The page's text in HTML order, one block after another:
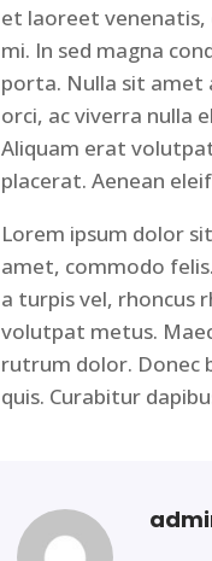
et laoreet venenatis,
mi. In sed magna
porta. Nulla sit amet
orci, ac viverra nulla
Aliquam erat
placerat. Aenean
Lorem ipsum dolor
amet, commodo
a turpis vel, rhoncus
volutpat metus.
rutrum dolor. Donec
quis. Curabitur